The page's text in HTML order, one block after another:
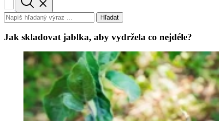
Hľadať
Jak skladovat jablka, aby vydržela co nejdéle?